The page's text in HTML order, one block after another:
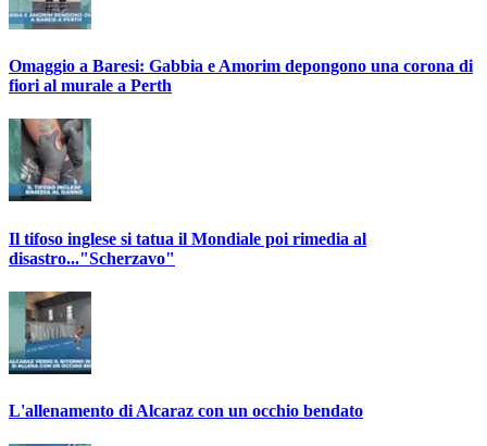
Omaggio a Baresi: Gabbia e Amorim depongono una corona di
fiori al murale a Perth
Il tifoso inglese si tatua il Mondiale poi rimedia al
disastro..."Scherzavo"
L'allenamento di Alcaraz con un occhio bendato